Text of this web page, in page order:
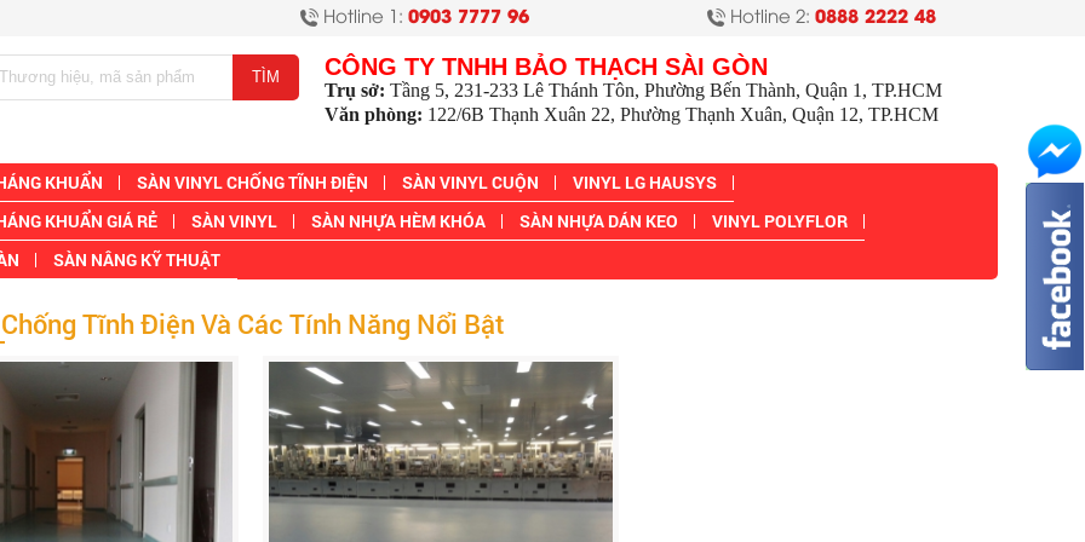
Hotline 1: 0903 7777 96 Hotline 2: 0888 2222 48
CÔNG TY TNHH BẢO THẠCH SÀI GÒN
Trụ sở: Tầng 5, 231-233 Lê Thánh Tôn, Phường Bến Thành, Quận 1, TP.HCM
Văn phòng: 122/6B Thạnh Xuân 22, Phường Thạnh Xuân, Quận 12, TP.HCM
KHUẨN SÀN VINYL CHỐNG TĨNH ĐIỆN SÀN VINYL CUỘN
VINYL LG HAUSYS
KHUẨN GIÁ RẺ
SÀN VINYL SÀN NHỰA HÈM KHÓA SÀN NHỰA DÁN KEO
VINYL POLYFLOR
SÀN NÂNG KỸ THUẬT
Tĩnh Điện Và Các Tính Năng Nổi Bật